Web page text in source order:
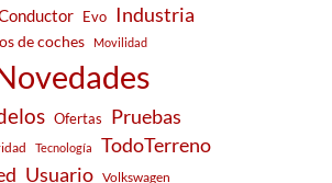
Evo Industria
de coches Movilidad
Ofertas Pruebas
Tecnología
TodoTerreno
Usuario Volkswagen